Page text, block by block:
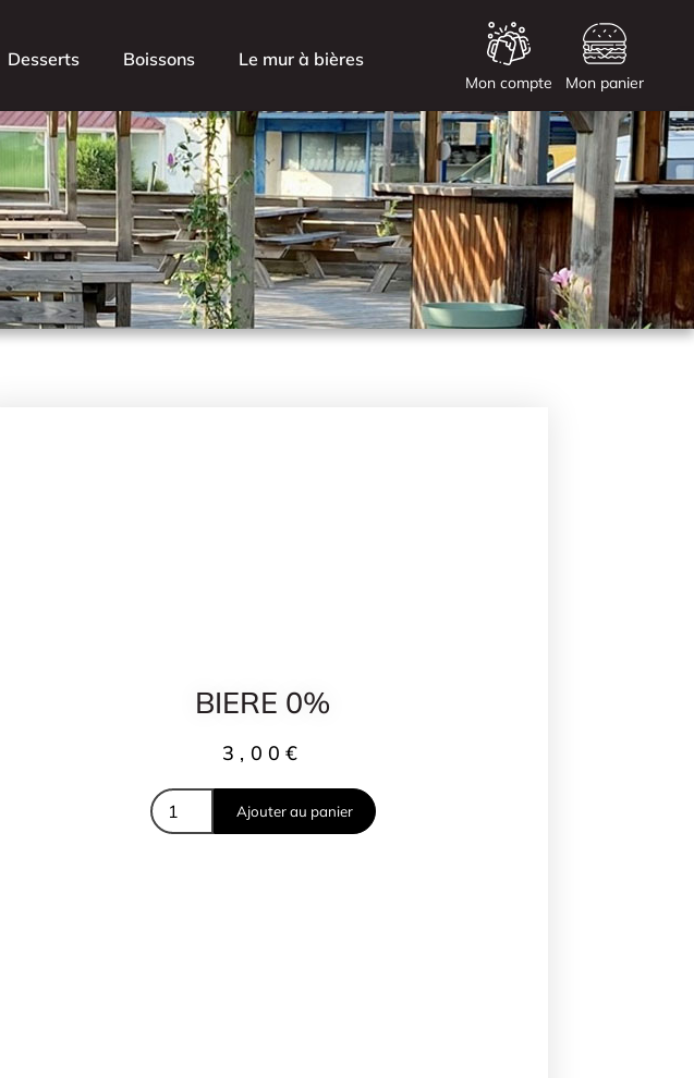
Desserts Boissons Le mur à bières
Mon compte Mon panier
BIERE 0%
3,00€
Ajouter au panier